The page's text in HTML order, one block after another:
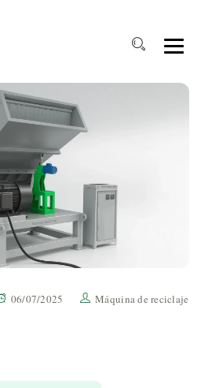
06/07/2025
Máquina de reciclaje